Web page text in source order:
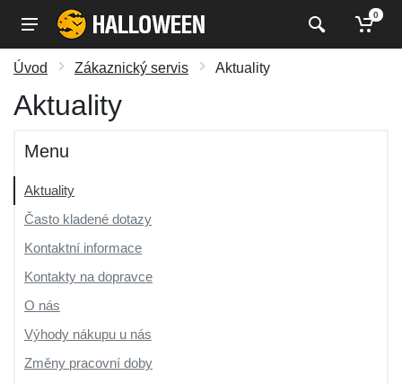
0
Úvod Zákaznický servis Aktuality
Aktuality
Menu
Aktuality
Často kladené dotazy
Kontaktní informace
Kontakty na dopravce
O nás
Výhody nákupu u nás
Změny pracovní doby